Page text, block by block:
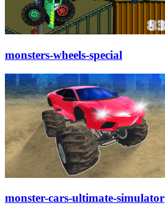
monsters-wheels-special
monster-cars-ultimate-simulator